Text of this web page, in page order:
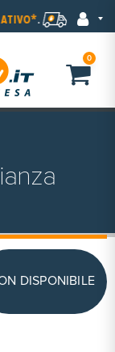
0
DISPONIBILE